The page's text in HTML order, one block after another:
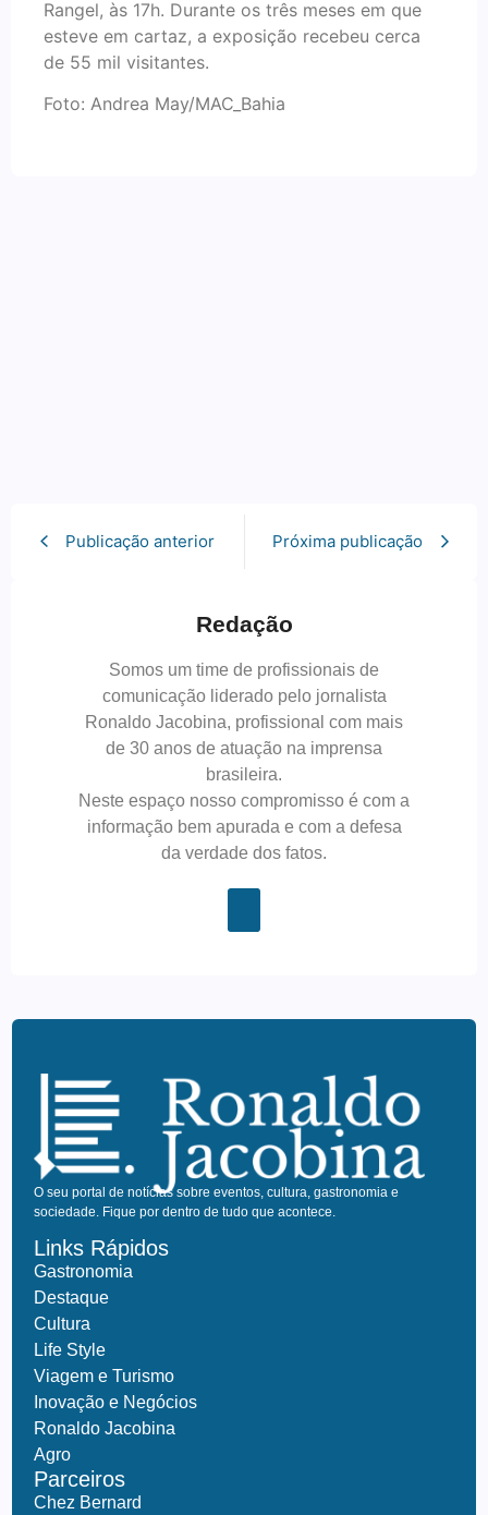
Rangel, às 17h. Durante os três meses em que
esteve em cartaz, a exposição recebeu cerca
de 55 mil visitantes.
Foto: Andrea May/MAC_Bahia
Publicação anterior Próxima publicação
Redação
Somos um time de profissionais de
comunicação liderado pelo jornalista
Ronaldo Jacobina, profissional com mais
de 30 anos de atuação na imprensa
brasileira.
Neste espaço nosso compromisso é com a
informação bem apurada e com a defesa
da verdade dos fatos.
O seu portal de notícias sobre eventos, cultura, gastronomia e
sociedade. Fique por dentro de tudo que acontece.
Links Rápidos
Gastronomia
Destaque
Cultura
Life Style
Viagem e Turismo
Inovação e Negócios
Ronaldo Jacobina
Agro
Parceiros
Chez Bernard